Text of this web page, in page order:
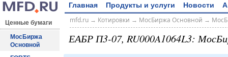
Главная Продукты и услуги Новости
Ценные бумаги
МосБиржа
Основной
mfd.ru→ Котировки → МосБиржа Основной →
ЕАБР П3-07, RU000A1064L3: